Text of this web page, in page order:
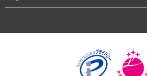
個人情報保護方針